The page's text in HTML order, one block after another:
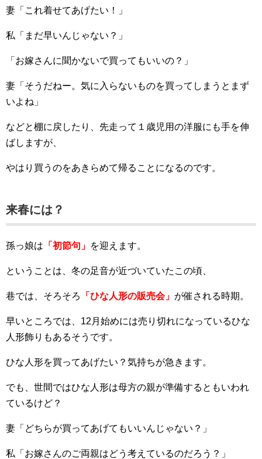
妻「これ着せてあげたい！」
私「まだ早いんじゃない？」
「お嫁さんに聞かないで買ってもいいの？」
妻「そうだねー。気に入らないものを買ってしまうとまず
いよね」
などと棚に戻したり、先走って１歳児用の洋服にも手を伸
ばしますが、
やはり買うのをあきらめて帰ることになるのです。
来春には？
孫っ娘は 「初節句」 を迎えます。
ということは、冬の足音が近づいていたこの頃、
巷では、そろそろ 「ひな人形の販売会」 が催される時期。
早いところでは、12月始めには売り切れになっているひな
人形飾りもあるそうです。
ひな人形を買ってあげたい？気持ちが急きます。
でも、世間ではひな人形は母方の親が準備するともいわれ
ているけど？
妻「どちらが買ってあげてもいいんじゃない？」
私「お嫁さんのご両親はどう考えているのだろう？」